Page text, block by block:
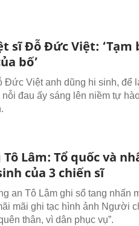
sĩ Đỗ Đức Việt:
bố’
Việt anh dũng hi sinh, để
nỗi đau ấy sáng lên niềm tự
Lâm: Tổ quốc và
của 3 chiến sĩ
an Tô Lâm ghi sổ tang nhấn
mãi ghi tạc hình ảnh Người
thân, vì dân phục vụ”.